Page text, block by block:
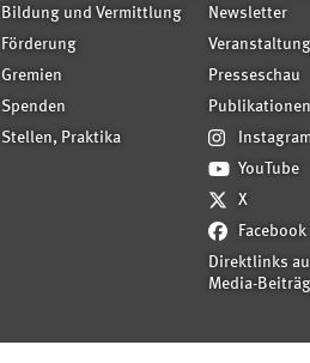
Bildung und Vermittlung
Förderung
Gremien
Spenden
Stellen, Praktika
Newsletter
Presseschau
Publikationen
Instagram
YouTube
X
Facebook
Direktlinks
Media-